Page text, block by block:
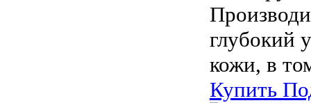
глубокий
кожи, в
Купить